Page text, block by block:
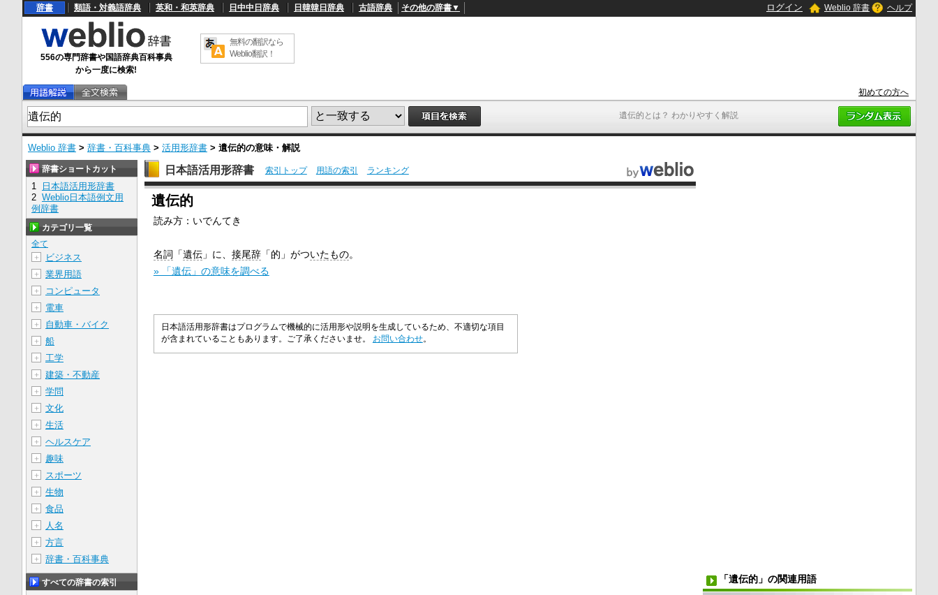
遺伝的とは？ わかりやすく解説
辞書 類語・対義語辞典 英和・和英辞典 日中中日辞典 日韓韓日辞典 古語辞典 その他の辞書▼ ログイン Weblio 辞書 ヘルプ
556の専門辞書や国語辞典百科事典
から一度に検索!
無料の翻訳なら
Weblio翻訳！
初めての方へ
Weblio 辞書 > 辞書・百科事典 > 活用形辞書 > 遺伝的の意味・解説
U
/
L
4
日本語活用形辞書 索引トップ 用語の索引 ランキング
遺伝的
読み方：いでんてき
名詞 「遺伝」に、 接尾辞「的」がついたもの。
» 「遺伝」の意味を調べる
日本語活用形辞書はプログラムで機械的に活用形や説明を生成しているため、不適切な項目
が含まれていることもあります。ご了承くださいませ。 お問い合わせ。
辞書ショートカット
1
日本語活用形辞書
2 Weblio日本語例文用
例辞書
カテゴリ一覧
全て
＋
ビジネス
＋ 業界用語
＋ コンピュータ
＋ 電車
＋ 自動車・バイク
＋ 船
＋ 工学
＋ 建築・不動産
＋ 学問
＋ 文化
＋ 生活
＋ ヘルスケア
＋ 趣味
＋ スポーツ
＋ 生物
＋ 食品
＋ 人名
＋ 方言
＋ 辞書・百科事典
すべての辞書の索引 「遺伝的」の関連用語